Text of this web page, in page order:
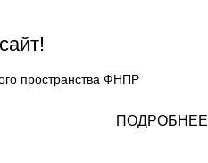
пространства ФНПР
ПОДРОБНЕЕ